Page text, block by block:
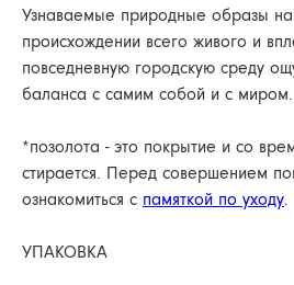
Узнаваемые природные образы
происхождении всего живого и
повседневную городскую среду
баланса с самим собой и с миром.
*позолота - это покрытие и со
стирается. Перед совершением
ознакомиться с памяткой по уходу
УПАКОВКА
ОПЛАТА И ДОСТАВКА
ИСТОРИЯ БРЕНДА
АРХИВНЫЙ СЕЙЛ